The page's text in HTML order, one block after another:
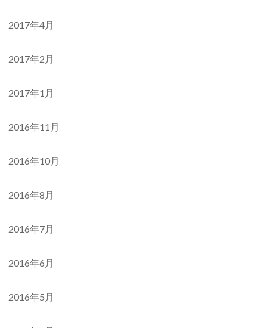
2017年4月
2017年2月
2017年1月
2016年11月
2016年10月
2016年8月
2016年7月
2016年6月
2016年5月